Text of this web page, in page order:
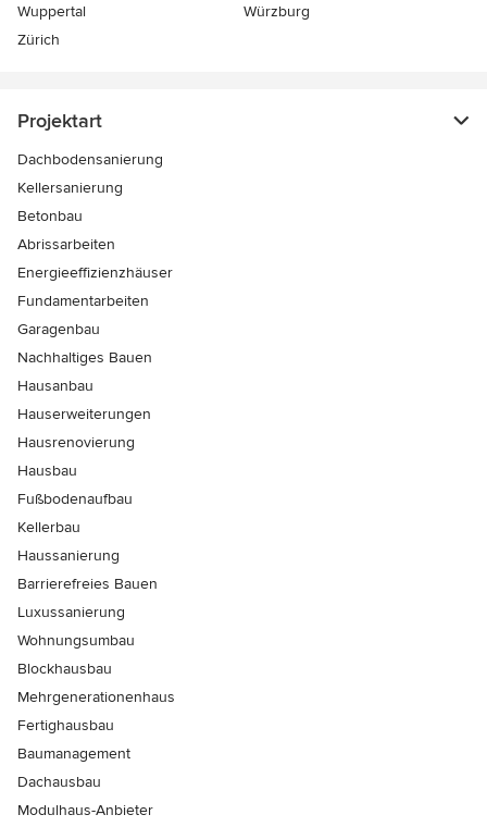
Wuppertal
Würzburg
Zürich
Projektart
Dachbodensanierung
Kellersanierung
Betonbau
Abrissarbeiten
Energieeffizienzhäuser
Fundamentarbeiten
Garagenbau
Nachhaltiges Bauen
Hausanbau
Hauserweiterungen
Hausrenovierung
Hausbau
Fußbodenaufbau
Kellerbau
Haussanierung
Barrierefreies Bauen
Luxussanierung
Wohnungsumbau
Blockhausbau
Mehrgenerationenhaus
Fertighausbau
Baumanagement
Dachausbau
Modulhaus-Anbieter